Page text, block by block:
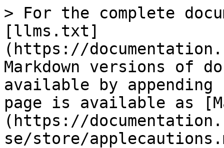
> For the complete
[llms.txt]
(https://
Markdown versions of
available by
page is available as
(https://
se/store/